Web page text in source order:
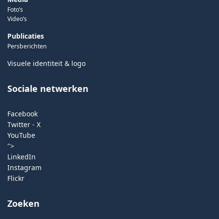
Foto’s
Video’s
Publicaties
Persberichten
Visuele identiteit & logo
Sociale netwerken
Facebook
Twitter - X
YouTube
">
LinkedIn
Instagram
Flickr
Zoeken